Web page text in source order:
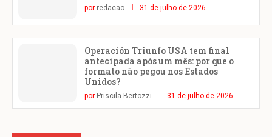
por redacao 31 de julho de 2026
Operación Triunfo USA tem final
antecipada após um mês: por que o
formato não pegou nos Estados
Unidos?
por Priscila Bertozzi 31 de julho de 2026